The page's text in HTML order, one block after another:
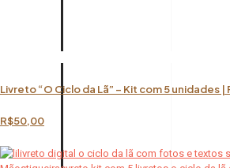
Livreto “O Ciclo da Lã” – Kit com 5 unidades
R$50,00